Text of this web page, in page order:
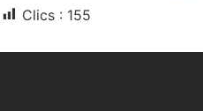
Clics : 155